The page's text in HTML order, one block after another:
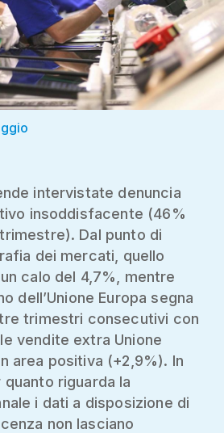
intervistate denuncia
insoddisfacente (46%
Dal punto di
dei mercati, quello
calo del 4,7%, mentre
dell’Unione Europa segna
trimestri consecutivi con
vendite extra Unione
area positiva (+2,9%). In
riguarda la
i dati a disposizione di
non lasciano